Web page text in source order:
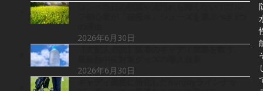
2026年6月30日
2026年6月30日